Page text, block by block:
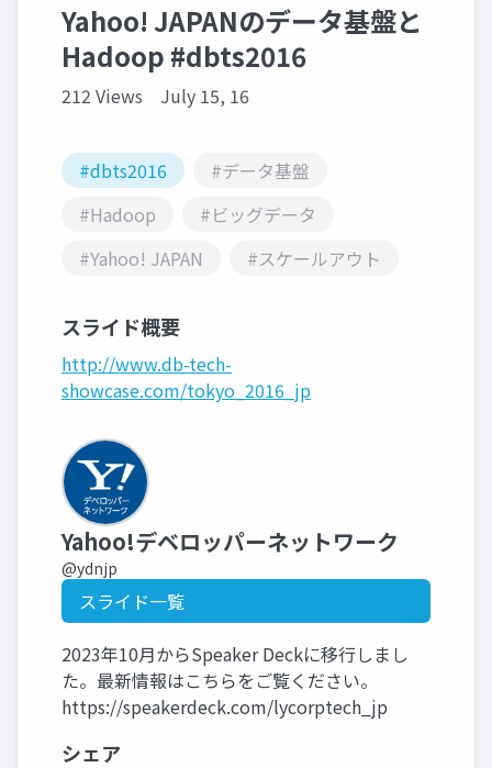
Yahoo! JAPANのデータ基盤と
Hadoop #dbts2016
212 Views July 15, 16
#dbts2016
#データ基盤
#Hadoop
#ビッグデータ
#Yahoo! JAPAN
#スケールアウト
スライド概要
http://www.db-tech-
showcase.com/tokyo_2016_jp
Yahoo!デベロッパーネットワーク
@ydnjp
スライド一覧
2023年10月からSpeaker Deckに移行しまし
た。最新情報はこちらをご覧ください。
https://speakerdeck.com/lycorptech_jp
シェア